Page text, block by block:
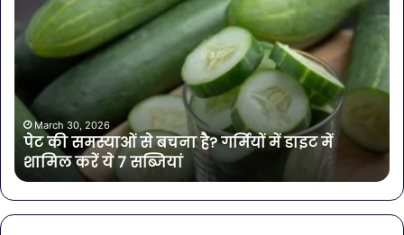
समस्याओं
गर्मियों
डाइट
शामिल
करें
ये
March 30, 2026
पेट की समस्याओं से बचना है? गर्मियों में डाइट में
शामिल करें ये 7 सब्जियां
के